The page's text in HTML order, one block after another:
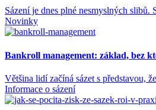
Sázení je dnes plné nesmyslných slibů.
Novinky
Bankroll management: základ, bez
Většina lidí začíná sázet s představou,
Informace o sázení